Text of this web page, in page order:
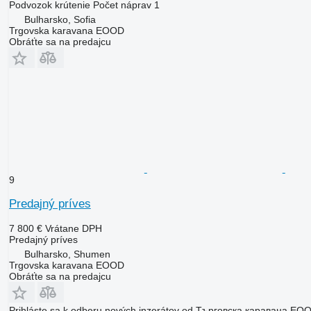
Podvozok krútenie Počet náprav 1
Bulharsko, Sofia
Trgovska karavana EOOD
Obráťte sa na predajcu
9
Predajný príves
7 800 € Vrátane DPH
Predajný príves
Bulharsko, Shumen
Trgovska karavana EOOD
Obráťte sa na predajcu